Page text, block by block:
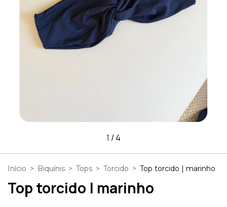
1 /4
Início > Biquínis > Tops > Torcido > Top torcido | marinho
Top torcido | marinho